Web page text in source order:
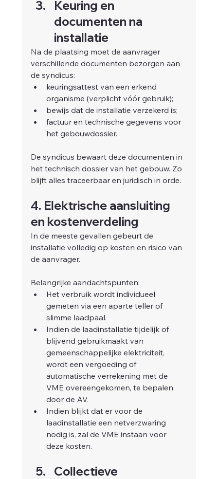
Keuring en
documenten na
installatie
Na de plaatsing moet de aanvrager
verschillende documenten bezorgen aan
de syndicus:
keuringsattest van een erkend
organisme (verplicht vóór gebruik);
bewijs dat de installatie verzekerd is;
factuur en technische gegevens voor
het gebouw­dossier.
De syndicus bewaart deze documenten in
het technisch dossier van het gebouw. Zo
blijft alles traceerbaar en juridisch in orde.
4. Elektrische aansluiting
en kostenverdeling
In de meeste gevallen gebeurt de
installatie volledig op kosten en risico van
de aanvrager.
Belangrijke aandachtspunten:
Het verbruik wordt individueel
gemeten via een aparte teller of
slimme laadpaal.
Indien de laadinstallatie tijdelijk of
blijvend gebruikmaakt van
gemeenschappelijke elektriciteit,
wordt een vergoeding of
automatische verrekening met de
VME overeengekomen, te bepalen
door de AV.
Indien blijkt dat er voor de
laadinstallatie een netverzwaring
nodig is, zal de VME instaan voor
deze kosten.
Collectieve